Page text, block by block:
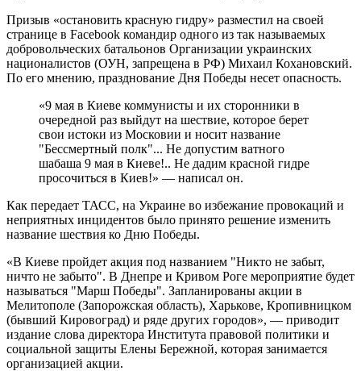
Призыв «остановить красную гидру» разместил на своей
странице в Facebook командир одного из так называемых
добровольческих батальонов Организации украинских
националистов (ОУН, запрещена в РФ) Михаил Кохановский.
По его мнению, празднование Дня Победы несет опасность.
«9 мая в Киеве коммунисты и их сторонники в
очередной раз выйдут на шествие, которое берет
свои истоки из Московии и носит название
"Бессмертный полк"... Не допустим ватного
шабаша 9 мая в Киеве!.. Не дадим красной гидре
просочиться в Киев!» — написал он.
Как передает ТАСС, на Украине во избежание провокаций и
неприятных инцидентов было принято решение изменить
название шествия ко Дню Победы.
«В Киеве пройдет акция под названием "Никто не забыт,
ничто не забыто". В Днепре и Кривом Роге мероприятие будет
называться "Марш Победы". Запланированы акции в
Мелитополе (Запорожская область), Харькове, Кропивницком
(бывший Кировоград) и ряде других городов», — приводит
издание слова директора Института правовой политики и
социальной защиты Елены Бережной, которая занимается
организацией акции.